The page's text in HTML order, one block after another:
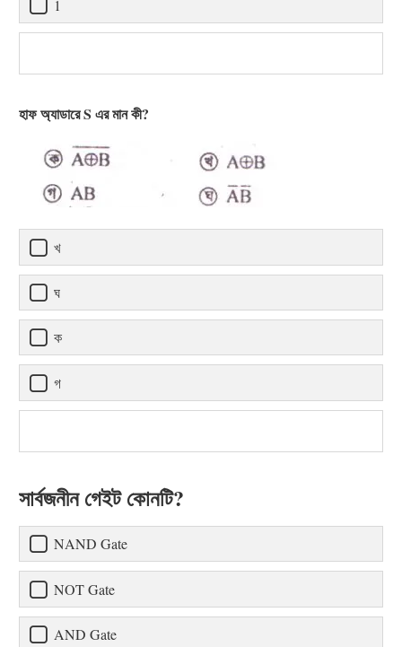
1
হাফ অ্যাডারে S এর মান কী?
খ
ঘ
ক
গ
সার্বজনীন গেইট কোনটি?
NAND Gate
NOT Gate
AND Gate